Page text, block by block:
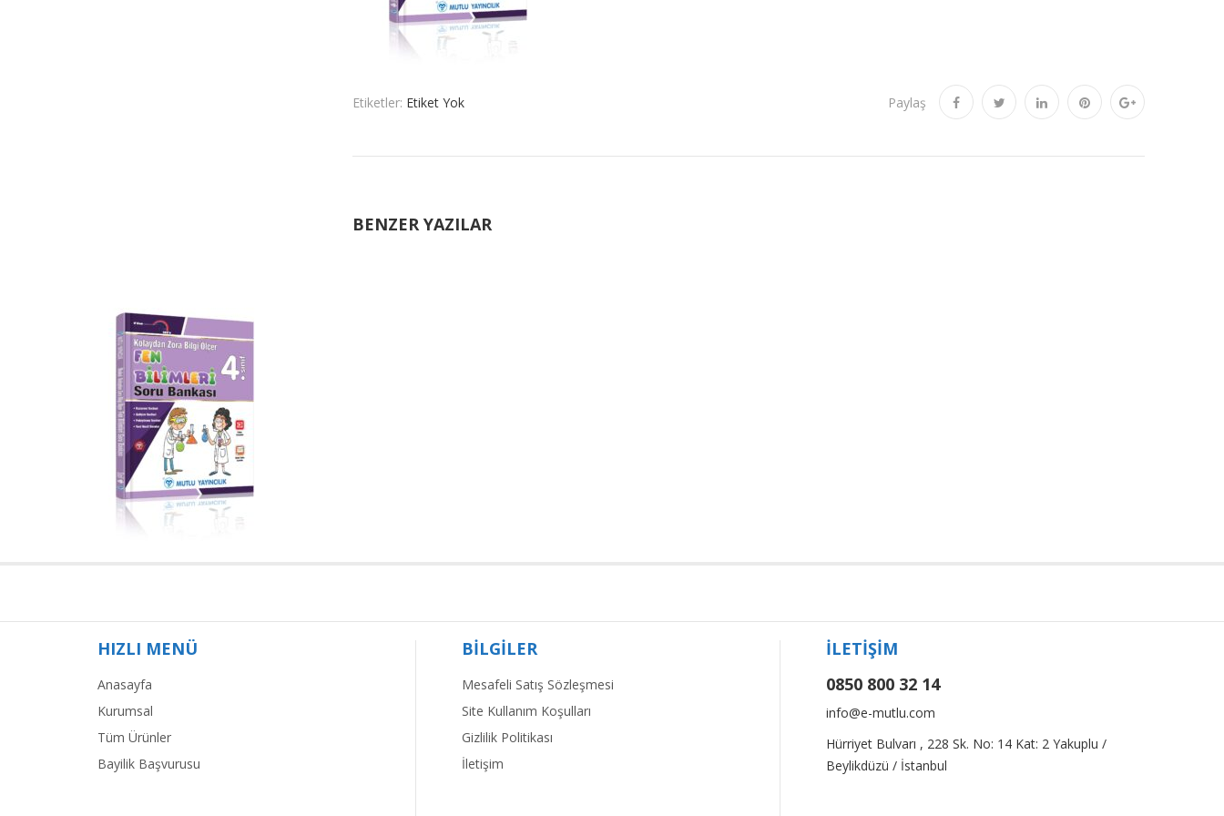
Etiketler: Etiket Yok Paylaş
BENZER YAZILAR
HIZLI MENÜ
Anasayfa
Kurumsal
Tüm Ürünler
Bayilik Başvurusu
BİLGİLER
Mesafeli Satış Sözleşmesi
Site Kullanım Koşulları
Gizlilik Politikası
İletişim
İLETİŞİM
0850 800 32 14
info@e-mutlu.com
Hürriyet Bulvarı , 228 Sk. No: 14 Kat: 2 Yakuplu /
Beylikdüzü / İstanbul